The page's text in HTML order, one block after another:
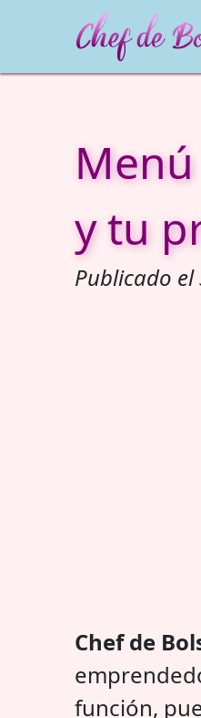
y tu
Publicado el
Chef de
función,